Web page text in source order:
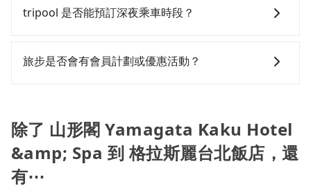
人至少額外負擔50元車資，而且更會額外浪費43分鐘在
轉乘與等車上，現在還不馬上來預約tripool！如果你是
多可再節省50%的交通費用。
上一位用戶卻遲遲尚未歸還，又或者要還車時卻偏偏找
不到停車位，對於急著用車或者要載其他乘客的人來說
但實際使用時還是有其區域的限制，實際可停靠的地點
與你的上下車地點仍有段距離，在遇到下雨天或者載行
tripool的九人座，可用約8折預約一台專車服務。
比較寬鬆且不介意耗時轉乘可選大眾運輸或較貴的計程
車。 旅行人數：人數多時包車較方便舒適且每個人攤提
車。 時間：需在特定時間到達目的地可選包車或計程
車，不趕時間即可選用大眾運輸。 便利性：需要便利性
一次使用tripool的會擔心價格比市價便宜不少，是不是
淘汰顧客評分較低的司機，且車輛均要求5年內新車，司
車率，也就是提高俗稱「回頭車」的比例。這不僅體現
在成本的控制，更是在傳統旺季（年假、端午、中秋、
雙十等）能用更少的司機來服務更多的旅客，意味著使
用到不熟悉的司機或者轉單給其他車行的情況比同行更
低，如此便反應在服務品質的控管會更佳。但tripool網
tripool 是否能預訂深夜乘車時段？
旅步是否會有會員計劃或優惠活動？
除了 山形閣 Yamagata Kaku Hotel
&amp; Spa 到 格拉斯麗台北飯店，還
有⋯